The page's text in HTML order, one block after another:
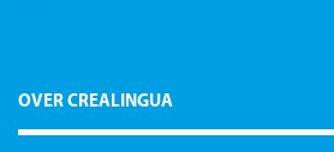
OVER CREALINGUA